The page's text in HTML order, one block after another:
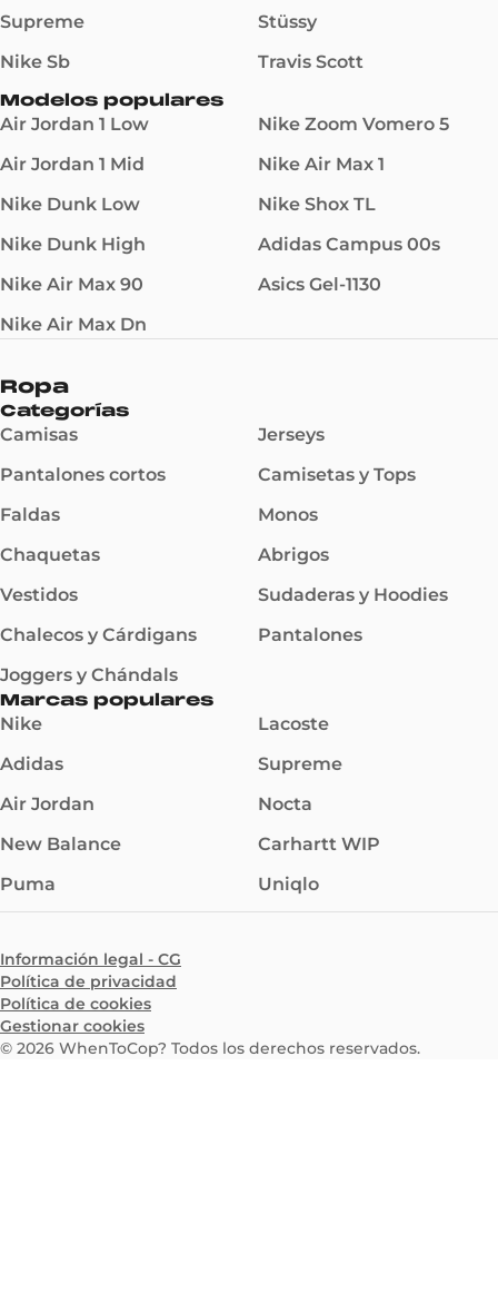
Supreme
Nike Sb
Stüssy
Travis Scott
Modelos populares
Air Jordan 1 Low
Air Jordan 1 Mid
Nike Dunk Low
Nike Dunk High
Nike Air Max 90
Nike Air Max Dn
Nike Zoom Vomero 5
Nike Air Max 1
Nike Shox TL
Adidas Campus 00s
Asics Gel-1130
Ropa
Categorías
Camisas
Pantalones cortos
Faldas
Chaquetas
Vestidos
Chalecos y Cárdigans
Joggers y Chándals
Jerseys
Camisetas y Tops
Monos
Abrigos
Sudaderas y Hoodies
Pantalones
Marcas populares
Nike
Adidas
Air Jordan
New Balance
Puma
Lacoste
Supreme
Nocta
Carhartt WIP
Uniqlo
Información legal - CG
Política de privacidad
Política de cookies
Gestionar cookies
© 2026 WhenToCop? Todos los derechos reservados.